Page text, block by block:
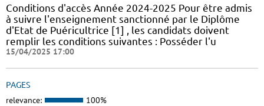
Conditions d'accès Année 2024-2025 Pour être admis
à suivre l'enseignement sanctionné par le Diplôme
d'Etat de Puéricultrice [1] , les candidats doivent
remplir les conditions suivantes : Posséder l'u
15/04/2025 17:00
PAGES
relevance: 100%